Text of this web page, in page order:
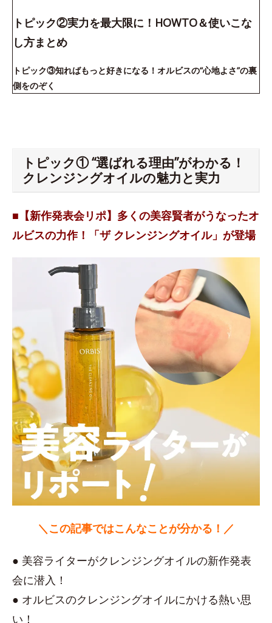
トピック②実力を最大限に！HOWTO＆使いこな
し方まとめ
トピック③知ればもっと好きになる！オルビスの“心地よさ”の裏
側をのぞく
トピック① “選ばれる理由”がわかる！
クレンジングオイルの魅力と実力
■【新作発表会リポ】多くの美容賢者がうなったオ
ルビスの力作！「ザ クレンジングオイル」が登場
＼この記事ではこんなことが分かる！／
● 美容ライターがクレンジングオイルの新作発表
会に潜入！
● オルビスのクレンジングオイルにかける熱い思
い！